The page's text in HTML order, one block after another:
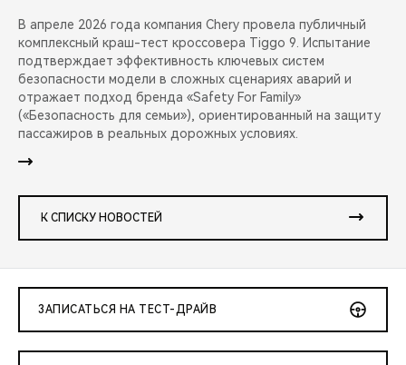
В апреле 2026 года компания Chery провела публичный
комплексный краш-тест кроссовера Tiggo 9. Испытание
подтверждает эффективность ключевых систем
безопасности модели в сложных сценариях аварий и
отражает подход бренда «Safety For Family»
(«Безопасность для семьи»), ориентированный на защиту
пассажиров в реальных дорожных условиях.
К СПИСКУ НОВОСТЕЙ
ЗАПИСАТЬСЯ НА ТЕСТ-ДРАЙВ